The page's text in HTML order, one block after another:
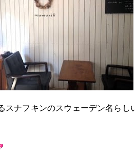
スナフキンのスウェーデン名らし